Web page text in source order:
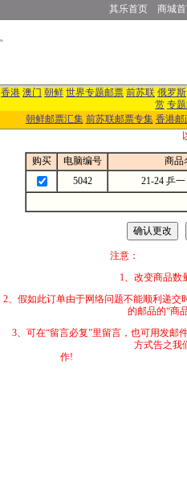
其乐首页 商城
香港 澳门 朝鲜 世界专题邮票 前苏联 俄罗斯
赏 专
朝鲜邮票汇集 前苏联邮票专集 香港邮
购买 电脑编号 商品
5042
21-24 乒
注意：
1、改变商品数量和减少
2、假如此订单由于网
的邮品的“商
3、可在“留言必复”
方式告之我
作!